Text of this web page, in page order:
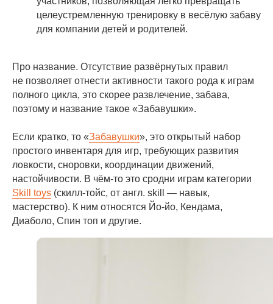
целеустремленную тренировку в весёлую забаву
для компании детей и родителей.
Про название. Отсутствие развёрнутых правил
не позволяет отнести активности такого рода к играм
полного цикла, это скорее развлечение, забава,
поэтому и название такое «Забавушки».
Если кратко, то «Забавушки», это открытый набор
простого инвентаря для игр, требующих развития
ловкости, сноровки, координации движений,
настойчивости. В чём-то это сродни играм категории
Skill toys (скилл-тойс, от англ. skill — навык,
мастерство). К ним относятся Йо-йо, Кендама,
Диаболо, Спин топ и другие.